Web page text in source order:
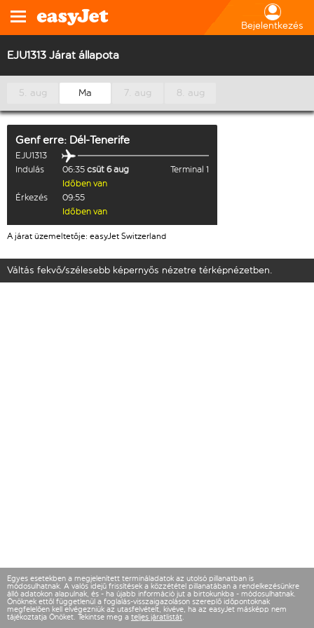
Bejelentkezés
EJU1313 Járat állapota
5. aug Ma 7. aug 8. aug
Genferre: Dél-Tenerife
EJU1313
Indulás
06:35 csüt 6 aug
Terminal 1
Időben van
Érkezés
09:55
Időben van
A járat üzemeltetője: easyJet Switzerland
Váltás fekvő/szélesebb képernyős nézetre térképnézetben.
Egyes esetekben a megjelenített termináladatok az utolsó pillanatban is
módosulhatnak. A valós idejű frissítések a közzététel pillanatában a rendelkezésünkre
álló adatokon alapulnak, és - ha újabb információ jut a birtokunkba - módosulhatnak.
Önöknek ettől függetlenül a foglalás-visszaigazoláson szereplő időpontoknak
megfelelően kell elvégezniük az utasfelvételt, kivéve, ha az easyJet másképp nem
tájékoztatja Önöket. Tekintse meg a teljes járatlistát.